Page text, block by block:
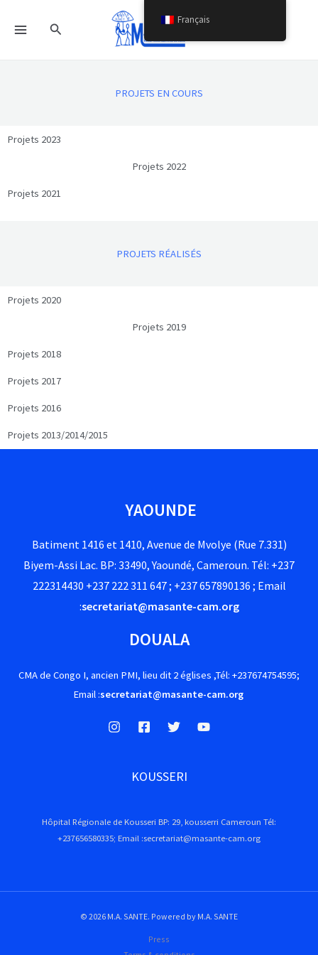
Rechercher
PROJETS EN COURS
Projets 2023
Projets 2022
Projets 2021
PROJETS RÉALISÉS
Projets 2020
Projets 2019
Projets 2018
Projets 2017
Projets 2016
Projets 2013/2014/2015
YAOUNDE
Batiment 1416 et 1410, Avenue de Mvolye (Rue 7.331)
Biyem-Assi Lac. BP: 33490, Yaoundé, Cameroun. Tél: +237
222314430 +237 222 311 647 ; +237 657890136 ; Email
:secretariat@masante-cam.org
DOUALA
CMA de Congo I, ancien PMI, lieu dit 2 églises ,Tél: +237674754595;
Email :secretariat@masante-cam.org
KOUSSERI
Hôpital Régionale de Kousseri BP: 29, kousserri Cameroun Tél:
+237656580335; Email :secretariat@masante-cam.org
© 2026 M.A. SANTE. Powered by M.A. SANTE
Press
Français